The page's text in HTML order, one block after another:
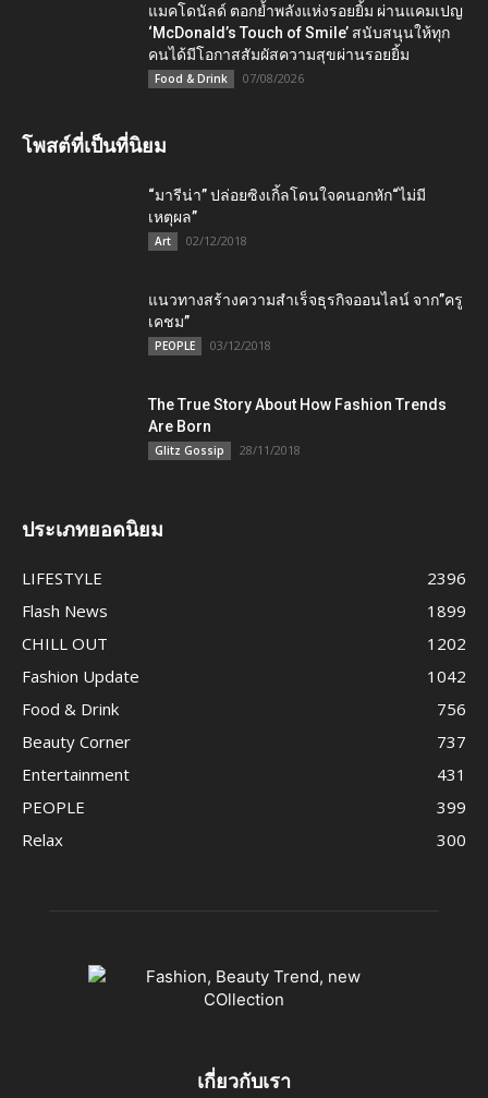
แมคโดนัลด์ ตอกย้ำพลังแห่งรอยยิ้ม ผ่านแคมเปญ
‘McDonald’s Touch of Smile’ สนับสนุนให้ทุก
คนได้มีโอกาสสัมผัสความสุขผ่านรอยยิ้ม
Food & Drink 07/08/2026
โพสต์ที่เป็นที่นิยม
“มารีน่า” ปล่อยซิงเกิ้ลโดนใจคนอกหัก“ไม่มี
เหตุผล”
Art 02/12/2018
แนวทางสร้างความสำเร็จธุรกิจออนไลน์ จาก”ครู
เคชม”
PEOPLE 03/12/2018
The True Story About How Fashion Trends
Are Born
Glitz Gossip 28/11/2018
ประเภทยอดนิยม
LIFESTYLE
2396
Flash News
1899
CHILL OUT
1202
Fashion Update
1042
Food & Drink
756
Beauty Corner
737
Entertainment
431
PEOPLE
399
Relax
300
เกี่ยวกับเรา